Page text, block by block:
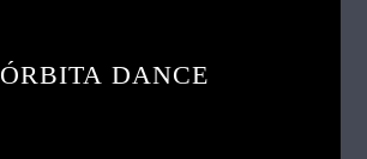
ÓRBITA DANCE